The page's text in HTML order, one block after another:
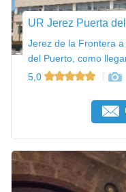
UR Jerez Puerta
Jerez de la Frontera
del Puerto, como
5,0